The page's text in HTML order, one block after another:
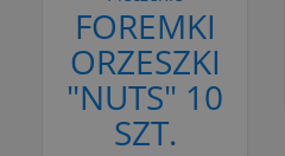
FOREMKI
ORZESZKI
"NUTS" 10
SZT.